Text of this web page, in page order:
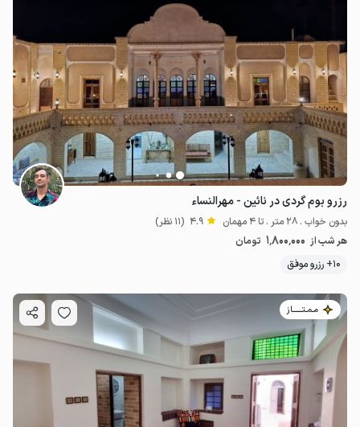
رزرو بوم گردی در نائین - مهرالنساء
بدون خواب . 28 متر . تا 4 مهمان 4.9 (11 نظر)
هر شب از 1٬800٬000 تومان
10+ رزرو موفق
مـمـتــــــاز